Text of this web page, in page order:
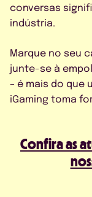
conversas
indústria.
Marque no seu
junte-se à
– é mais do que
iGaming toma
Confira as